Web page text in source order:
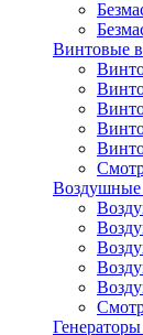
Винтовые
Воздушные
Генераторы